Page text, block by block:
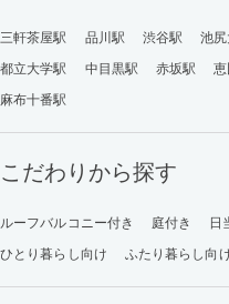
三軒茶屋駅 品川駅 渋谷駅 池
都立大学駅
中目黒駅 赤坂駅
麻布十番駅
こだわりから探す
ルーフバルコニー付き 庭付き 日
ひとり暮らし向け
ふたり暮らし向